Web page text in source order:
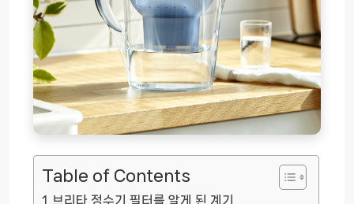
Table of Contents
브리타 정수기 필터를 알게 된 계기